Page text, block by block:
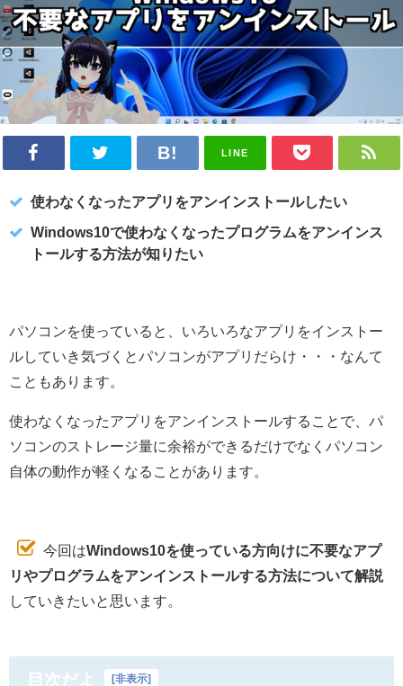
LINE
使わなくなったアプリをアンインストールしたい
Windows10で使わなくなったプログラムをアンインス
トールする方法が知りたい
パソコンを使っていると、いろいろなアプリをインストー
ルしていき気づくとパソコンがアプリだらけ・・・なんて
こともあります。
使わなくなったアプリをアンインストールすることで、パ
ソコンのストレージ量に余裕ができるだけでなくパソコン
自体の動作が軽くなることがあります。
今回はWindows10を使っている方向けに不要なアプ
リやプログラムをアンインストールする方法について解説
していきたいと思います。
目次だよ [非表示]